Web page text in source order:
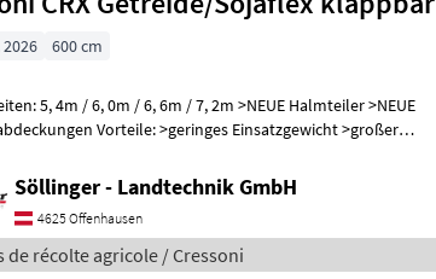
600 cm
4m / 6, 0m / 6, 6m / 7, 2m >NEUE Halmteiler >NEUE
>geringes Einsatzgewicht >großer
Söllinger - Landtechnik GmbH
4625 Offenhausen
de récolte agricole / Cressoni